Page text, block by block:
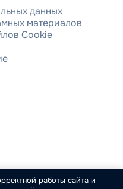
данных
материалов
Cookie
работы сайта и